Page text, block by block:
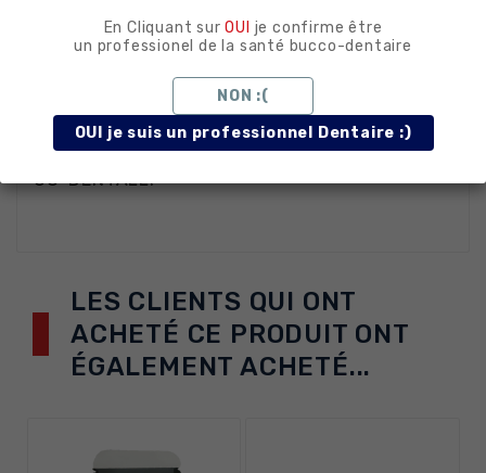
Conclusion
Clamp prémolaire noir MED046. Disponible sur
CO-DENTALL.
LES CLIENTS QUI ONT
ACHETÉ CE PRODUIT ONT
ÉGALEMENT ACHETÉ...
En Cliquant surOUI je confirme être
un professionel de la santé bucco-dentaire
NON :(
OUI je suis un professionnel Dentaire :)